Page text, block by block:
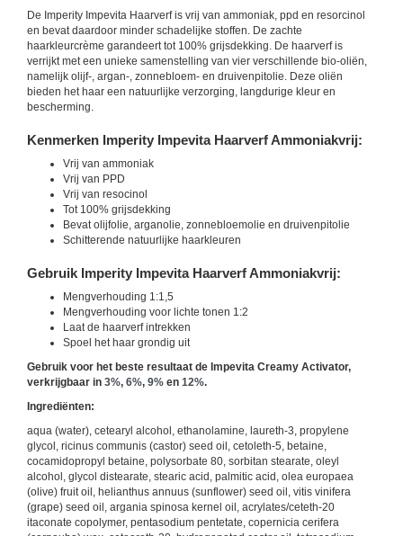
De Imperity Impevita Haarverf is vrij van ammoniak, ppd en resorcinol
en bevat daardoor minder schadelijke stoffen. De zachte
haarkleurcrème garandeert tot 100% grijsdekking. De haarverf is
verrijkt met een unieke samenstelling van vier verschillende bio-oliën,
namelijk olijf-, argan-, zonnebloem- en druivenpitolie. Deze oliën
bieden het haar een natuurlijke verzorging, langdurige kleur en
bescherming.
Kenmerken Imperity Impevita Haarverf Ammoniakvrij:
Vrij van ammoniak
Vrij van PPD
Vrij van resocinol
Tot 100% grijsdekking
Bevat olijfolie, arganolie, zonnebloemolie en druivenpitolie
Schitterende natuurlijke haarkleuren
Gebruik Imperity Impevita Haarverf Ammoniakvrij:
Mengverhouding 1:1,5
Mengverhouding voor lichte tonen 1:2
Laat de haarverf intrekken
Spoel het haar grondig uit
Gebruik voor het beste resultaat de Impevita Creamy Activator,
verkrijgbaar in 3%, 6%, 9% en 12%.
Ingrediënten:
aqua (water), cetearyl alcohol, ethanolamine, laureth-3, propylene
glycol, ricinus communis (castor) seed oil, cetoleth-5, betaine,
cocamidopropyl betaine, polysorbate 80, sorbitan stearate, oleyl
alcohol, glycol distearate, stearic acid, palmitic acid, olea europaea
(olive) fruit oil, helianthus annuus (sunflower) seed oil, vitis vinifera
(grape) seed oil, argania spinosa kernel oil, acrylates/ceteth-20
itaconate copolymer, pentasodium pentetate, copernicia cerifera